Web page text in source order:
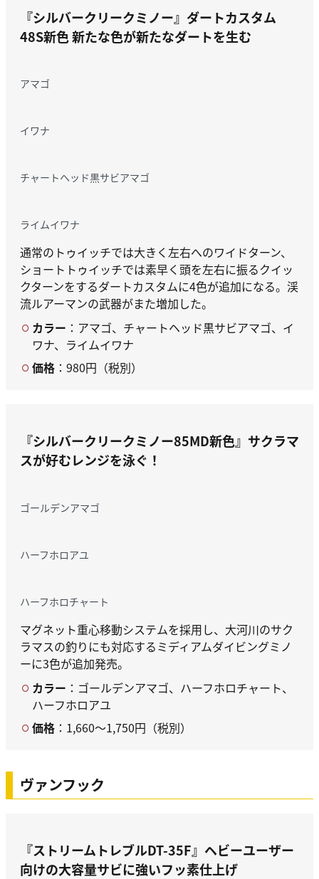
『シルバークリークミノー』ダートカスタム
48S新色新たな色が新たなダートを生む
アマゴ
イワナ
チャートヘッド黒サビアマゴ
ライムイワナ
通常のトゥイッチでは大きく左右へのワイドターン、
ショートトゥイッチでは素早く頭を左右に振るクイッ
クターンをするダートカスタムに4色が追加になる。渓
流ルアーマンの武器がまた増加した。
カラー ：アマゴ、チャートヘッド黒サビアマゴ、イ
ワナ、ライムイワナ
価格 ：980円（税別）
『シルバークリークミノー85MD新色』 サクラマ
スが好むレンジを泳ぐ！
ゴールデンアマゴ
ハーフホロアユ
ハーフホロチャート
マグネット重心移動システムを採用し、大河川のサク
ラマスの釣りにも対応するミディアムダイビングミノ
ーに3色が追加発売。
カラー ：ゴールデンアマゴ、ハーフホロチャート、
ハーフホロアユ
価格 ：1,660～1,750円（税別）
ヴァンフック
『ストリームトレブルDT-35F』 ヘビーユーザー
向けの大容量サビに強いフッ素仕上げ